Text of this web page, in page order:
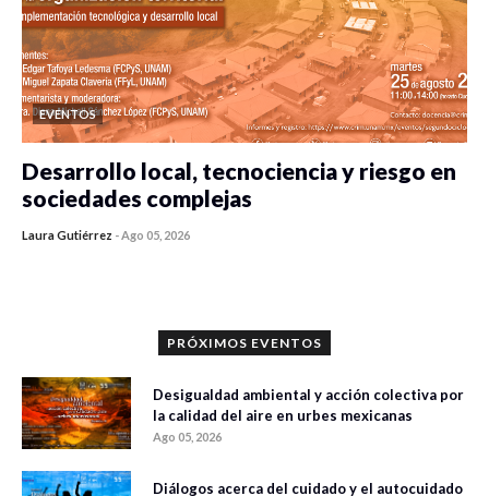
EVENTOS
Desarrollo local, tecnociencia y riesgo en
sociedades complejas
Laura Gutiérrez -Ago 05, 2026
PRÓXIMOS EVENTOS
Desigualdad ambiental y acción colectiva por
la calidad del aire en urbes mexicanas
Ago 05, 2026
Diálogos acerca del cuidado y el autocuidado